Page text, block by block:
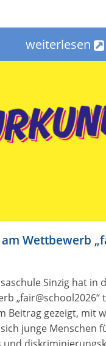
weiterlesen
Wettbewerb
Sinzig hat in
„fair@school2026“
Beitrag gezeigt, mit
junge Menschen